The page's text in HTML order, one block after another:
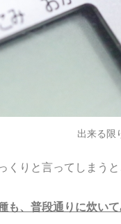
出来る限
くりと言ってしまうと
も、普段通りに炊い